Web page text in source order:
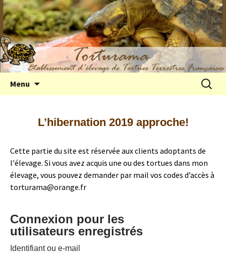
Elevage de tortues terrestres françaises
Hermann
Menu
L’hibernation 2019 approche!
Cette partie du site est réservée aux clients adoptants de
l'élevage. Si vous avez acquis une ou des tortues dans mon
élevage, vous pouvez demander par mail vos codes d’accès à
torturama@orange.fr
Connexion pour les
utilisateurs enregistrés
Identifiant ou e-mail